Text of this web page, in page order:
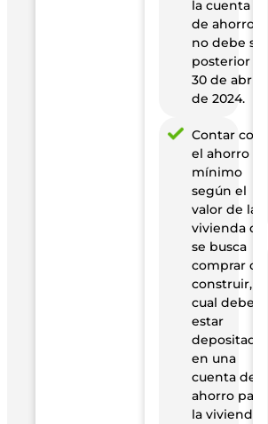
la cuenta
de ahorro
no debe ser
posterior al
30 de abril
de 2024.
Contar con
el ahorro
mínimo
según el
valor de la
vivienda que
se busca
comprar o
construir, el
cual debe
estar
depositado
en una
cuenta de
ahorro para
la vivienda y